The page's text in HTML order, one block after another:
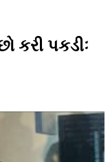
કરી પકડીઃ